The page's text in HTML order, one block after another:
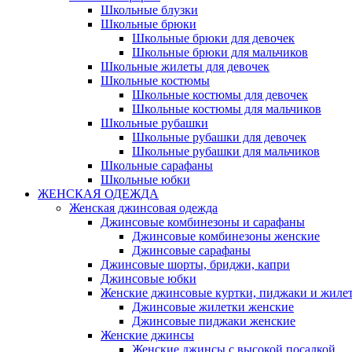
Школьные блузки
Школьные брюки
Школьные брюки для девочек
Школьные брюки для мальчиков
Школьные жилеты для девочек
Школьные костюмы
Школьные костюмы для девочек
Школьные костюмы для мальчиков
Школьные рубашки
Школьные рубашки для девочек
Школьные рубашки для мальчиков
Школьные сарафаны
Школьные юбки
ЖЕНСКАЯ ОДЕЖДА
Женская джинсовая одежда
Джинсовые комбинезоны и сарафаны
Джинсовые комбинезоны женские
Джинсовые сарафаны
Джинсовые шорты, бриджи, капри
Джинсовые юбки
Женские джинсовые куртки, пиджаки и
Джинсовые жилетки женские
Джинсовые пиджаки женские
Женские джинсы
Женские джинсы с высокой посадкой